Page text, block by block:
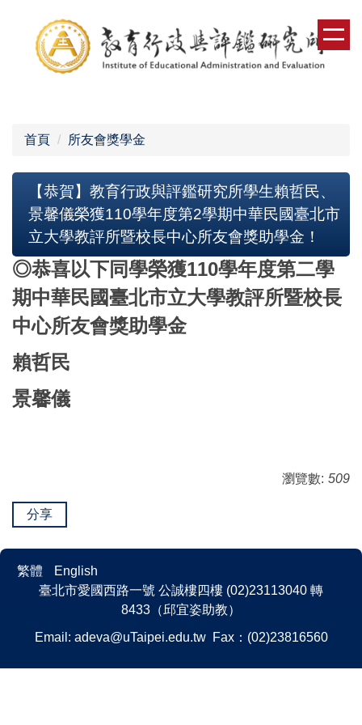
首頁 所友會獎學金
【恭賀】教育行政與評鑑研究所學生賴哲民、
景馨儀榮獲110學年度第2學期中華民國臺北市
立大學教評所暨校長中心所友會獎助學金！
◎恭喜以下同學榮獲110學年度第二學
期中華民國臺北市立大學教評所暨校長
中心所友會獎助學金
賴哲民
景馨儀
瀏覽數: 509
分享
繁體
English
臺北市愛國西路一號 公誠樓四樓 (02)23113040 轉
8433（邱宜姿助教）
Email: adeva@uTaipei.edu.twFax：(02)23816560